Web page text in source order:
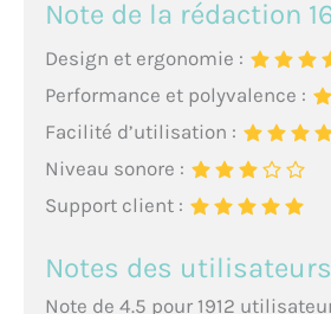
Note de la rédaction
Design et ergonomie :
Performance et polyvalence :
Facilité d’utilisation :
Niveau sonore :
Support client :
Notes des
Note de 4.5 pour 1912